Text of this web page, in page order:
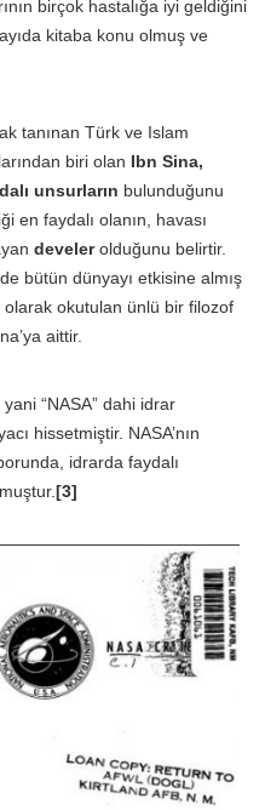
birçok hastalığa iyi geldiğini
kitaba konu olmuş ve
tanınan Türk ve Islam
biri olan Ibn Sina,
unsurların bulunduğunu
en faydalı olanın, havası
develerolduğunu belirtir.
bütün dünyayı etkisine almış
olarak okutulan ünlü bir filozof
aittir.
yani “NASA” dahi idrar
hissetmiştir. NASA’nın
idrarda faydalı
[3]